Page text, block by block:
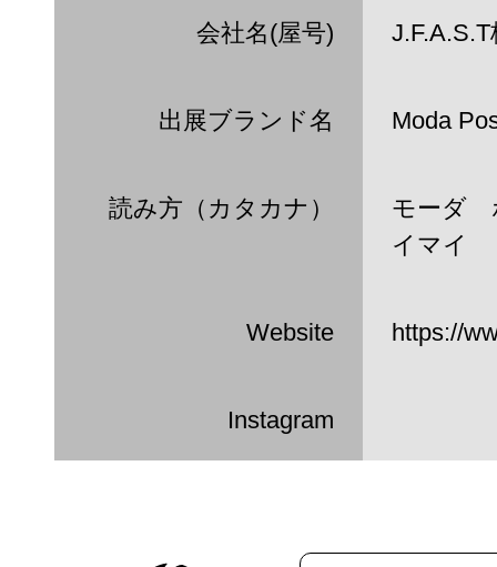
会社名(屋号)
出展ブランド名 Moda
読み方（カタカナ）
モーダ
イマイ
Website https://
Instagram